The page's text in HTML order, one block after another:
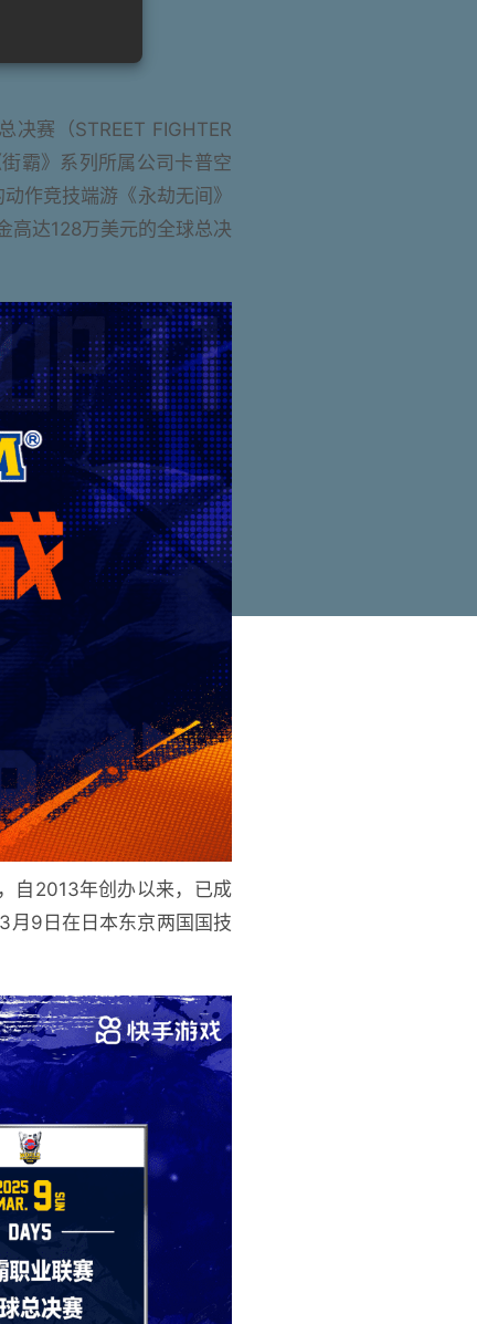
赛（STREET FIGHTER
霸》系列所属公司卡普空
作竞技端游《永劫无间》
高达128万美元的全球总决
自2013年创办以来，已成
月9日在日本东京两国国技